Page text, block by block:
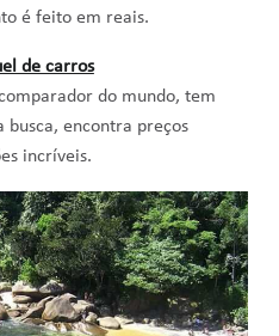
é feito em reais.
de carros
do mundo, tem
busca, encontra preços
incríveis.